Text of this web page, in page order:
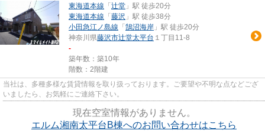
東海道本線 「 辻堂 」駅 徒歩20分
東海道本線 「 藤沢 」駅 徒歩38分
小田急江ノ島線 「 鵠沼海岸 」駅 徒歩20分
神奈川県藤沢市辻堂太平台 １丁目11-8
-
築年数：築10年
階数：2階建
当社は、多種多様な賃貸情報を取り扱っております。ご要望や不明な点などござ
いましたら、お気軽にご連絡下さい。
現在空室情報がありません。
エルム湘南太平台B棟へのお問い合わせはこちら